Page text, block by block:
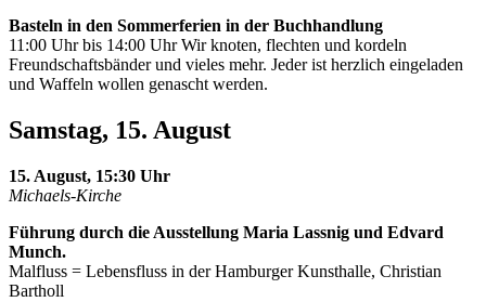
Basteln in den Sommerferien in der Buchhandlung
11:00 Uhr bis 14:00 Uhr Wir knoten, flechten und kordeln
Freundschaftsbänder und vieles mehr. Jeder ist herzlich eingeladen
und Waffeln wollen genascht werden.
Samstag, 15. August
15. August, 15:30 Uhr
Michaels-Kirche
Führung durch die Ausstellung Maria Lassnig und Edvard
Munch.
Malfluss = Lebensfluss in der Hamburger Kunsthalle, Christian
Bartholl